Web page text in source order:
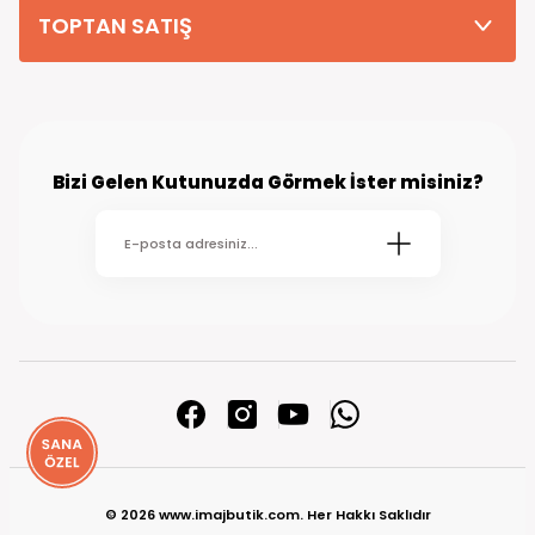
TOPTAN SATIŞ
Bizi Gelen Kutunuzda Görmek İster misiniz?
© 2026 www.imajbutik.com. Her Hakkı Saklıdır